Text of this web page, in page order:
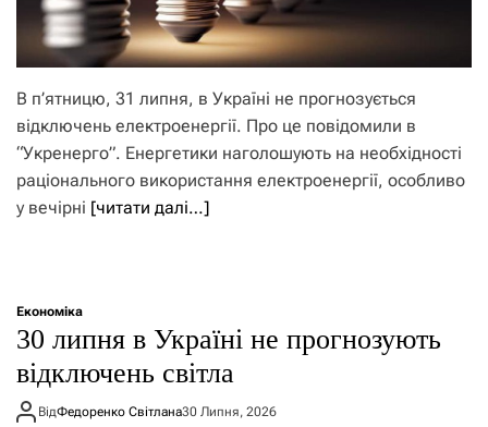
В п’ятницю, 31 липня, в Україні не прогнозується
відключень електроенергії. Про це повідомили в
“Укренерго”. Енергетики наголошують на необхідності
раціонального використання електроенергії, особливо
у вечірні [читати далі…]
Економіка
30 липня в Україні не прогнозують
відключень світла
ВідФедоренко Світлана30 Липня, 2026